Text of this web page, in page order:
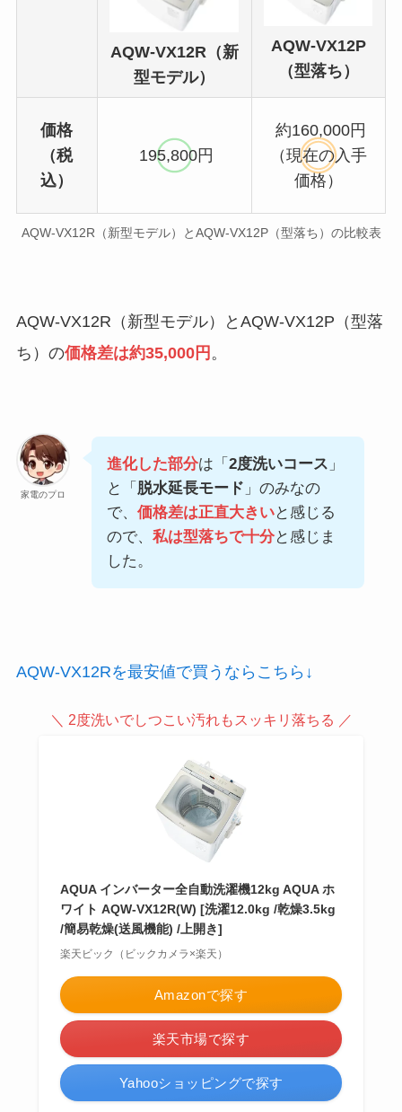
AQW-VX12R（新
型モデル）
AQW-VX12P
（型落ち）
価格
（税
込）
195,800円
約160,000円
（現在の入手
価格）
AQW-VX12R（新型モデル）とAQW-VX12P（型落ち）の比較表
AQW-VX12R（新型モデル）とAQW-VX12P（型落
ち）の価格差は約35,000円 。
家電のプロ
進化した部分は「 2度洗いコース 」
と「 脱水延長モード 」のみなの
で、 価格差は正直大きいと感じる
ので、 私は型落ちで十分と感じま
した。
AQW-VX12Rを最安値で買うならこちら↓
＼ 2度洗いでしつこい汚れもスッキリ落ちる ／
AQUA インバーター全自動洗濯機12kg AQUA ホ
ワイト AQW-VX12R(W) [洗濯12.0kg /乾燥3.5kg
/簡易乾燥(送風機能) /上開き]
楽天ビック（ビックカメラ×楽天）
Amazonで探す
楽天市場で探す
Yahooショッピングで探す